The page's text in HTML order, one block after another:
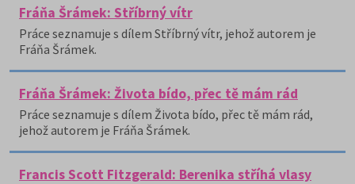
Fráňa Šrámek: Stříbrný vítr
Práce seznamuje s dílem Stříbrný vítr, jehož autorem je
Fráňa Šrámek.
Fráňa Šrámek: Života bído, přec tě mám rád
Práce seznamuje s dílem Života bído, přec tě mám rád,
jehož autorem je Fráňa Šrámek.
Francis Scott Fitzgerald: Berenika stříhá vlasy